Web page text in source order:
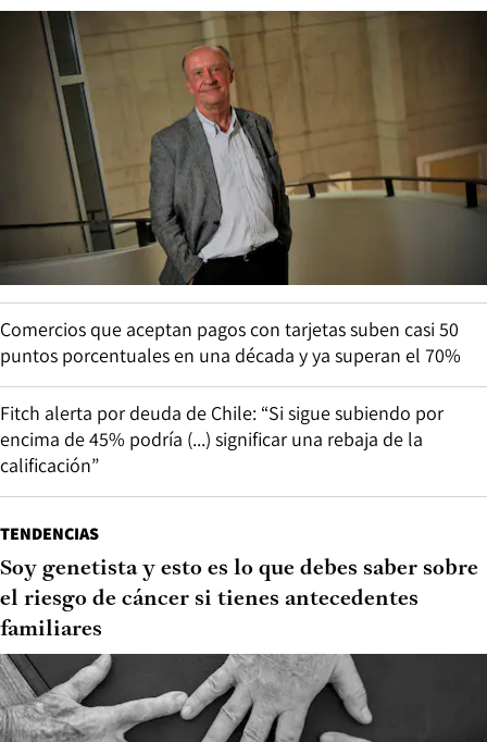
Comercios que aceptan pagos con tarjetas suben casi 50
puntos porcentuales en una década y ya superan el 70%
Fitch alerta por deuda de Chile: “Si sigue subiendo por
encima de 45% podría (...) significar una rebaja de la
calificación”
TENDENCIAS
Soy genetista y esto es lo que debes saber sobre
el riesgo de cáncer si tienes antecedentes
familiares